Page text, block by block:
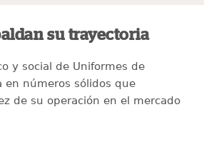
su trayectoria
y social de Uniformes de
en números sólidos que
de su operación en el mercado